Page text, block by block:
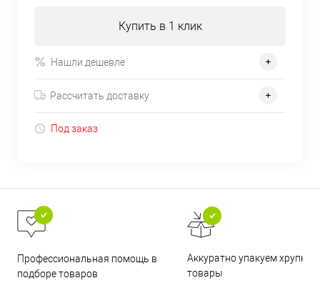
Купить в 1 клик
Нашли дешевле
Рассчитать доставку
Под заказ
Профессиональная помощь в
подборе товаров
Аккуратно упакуем хрупкие
товары